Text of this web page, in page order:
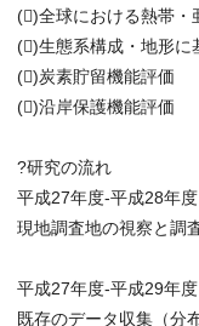
()全球における熱帯・
()生態系構成・地形に
()炭素貯留機能評価
()沿岸保護機能評価
?研究の流れ
平成27年度-平成28年度
現地調査地の視察と調
平成27年度-平成29年度
既存のデータ収集（分